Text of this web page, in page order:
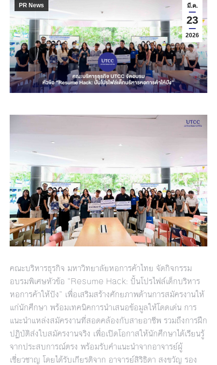
มี.ค.
23
2026
PR News
คณะบริหารธุรกิจ มหาวิทยาลัยหอการค้าไทย จัดกิจกรรม
อบรมพิเศษหัวข้อ “Resume Hack: ปั้นโปรไฟล์เด็กบริหาร
หอการค้าให้ปัง” เพื่อเสริมสร้างศักยภาพด้านการสมัครงานให้
แก่นักศึกษา พร้อมเทคนิคการนำเสนอข้อมูลให้โดดเด่น การ
แนะนำแหล่งสมัครงานที่สอดคล้องกับสายอาชีพ รวมถึงการฝึก
ปฏิบัติส่งใบสมัครงานจริง เพื่อเปิดโอกาสให้นักศึกษาได้เรียนรู้
จากประสบการณ์ตรง พร้อมรับคำแนะนำจากอาจารย์ผู้
เชี่ยวชาญ โดยได้รับเกียรติจาก อาจารย์สิริธิดา สงขวัญ รอง